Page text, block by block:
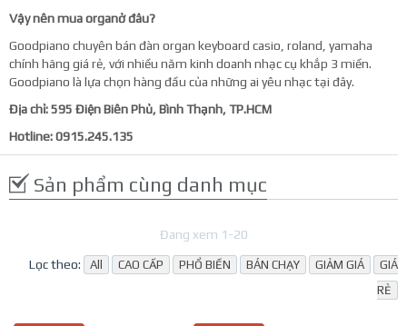
Vậy nên mua organở đâu?
Goodpiano chuyên bán đàn organ keyboard casio, roland, yamaha
chính hãng giá rẻ, với nhiều năm kinh doanh nhạc cụ khắp 3 miền.
Goodpiano là lựa chọn hàng đầu của những ai yêu nhạc tại đây.
Địa chỉ: 595 Điện Biên Phủ, Bình Thạnh, TP.HCM
Hotline: 0915.245.135
Sản phẩm cùng danh mục
Đang xem 1-20
Lọc theo: All CAO CẤP PHỔ BIẾN BÁN CHẠY GIẢM GIÁ
GIÁ
RẺ